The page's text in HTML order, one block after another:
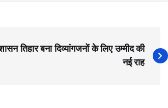
तिहार बना दिव्यांगजनों के लिए उम्मीद की
नई राह